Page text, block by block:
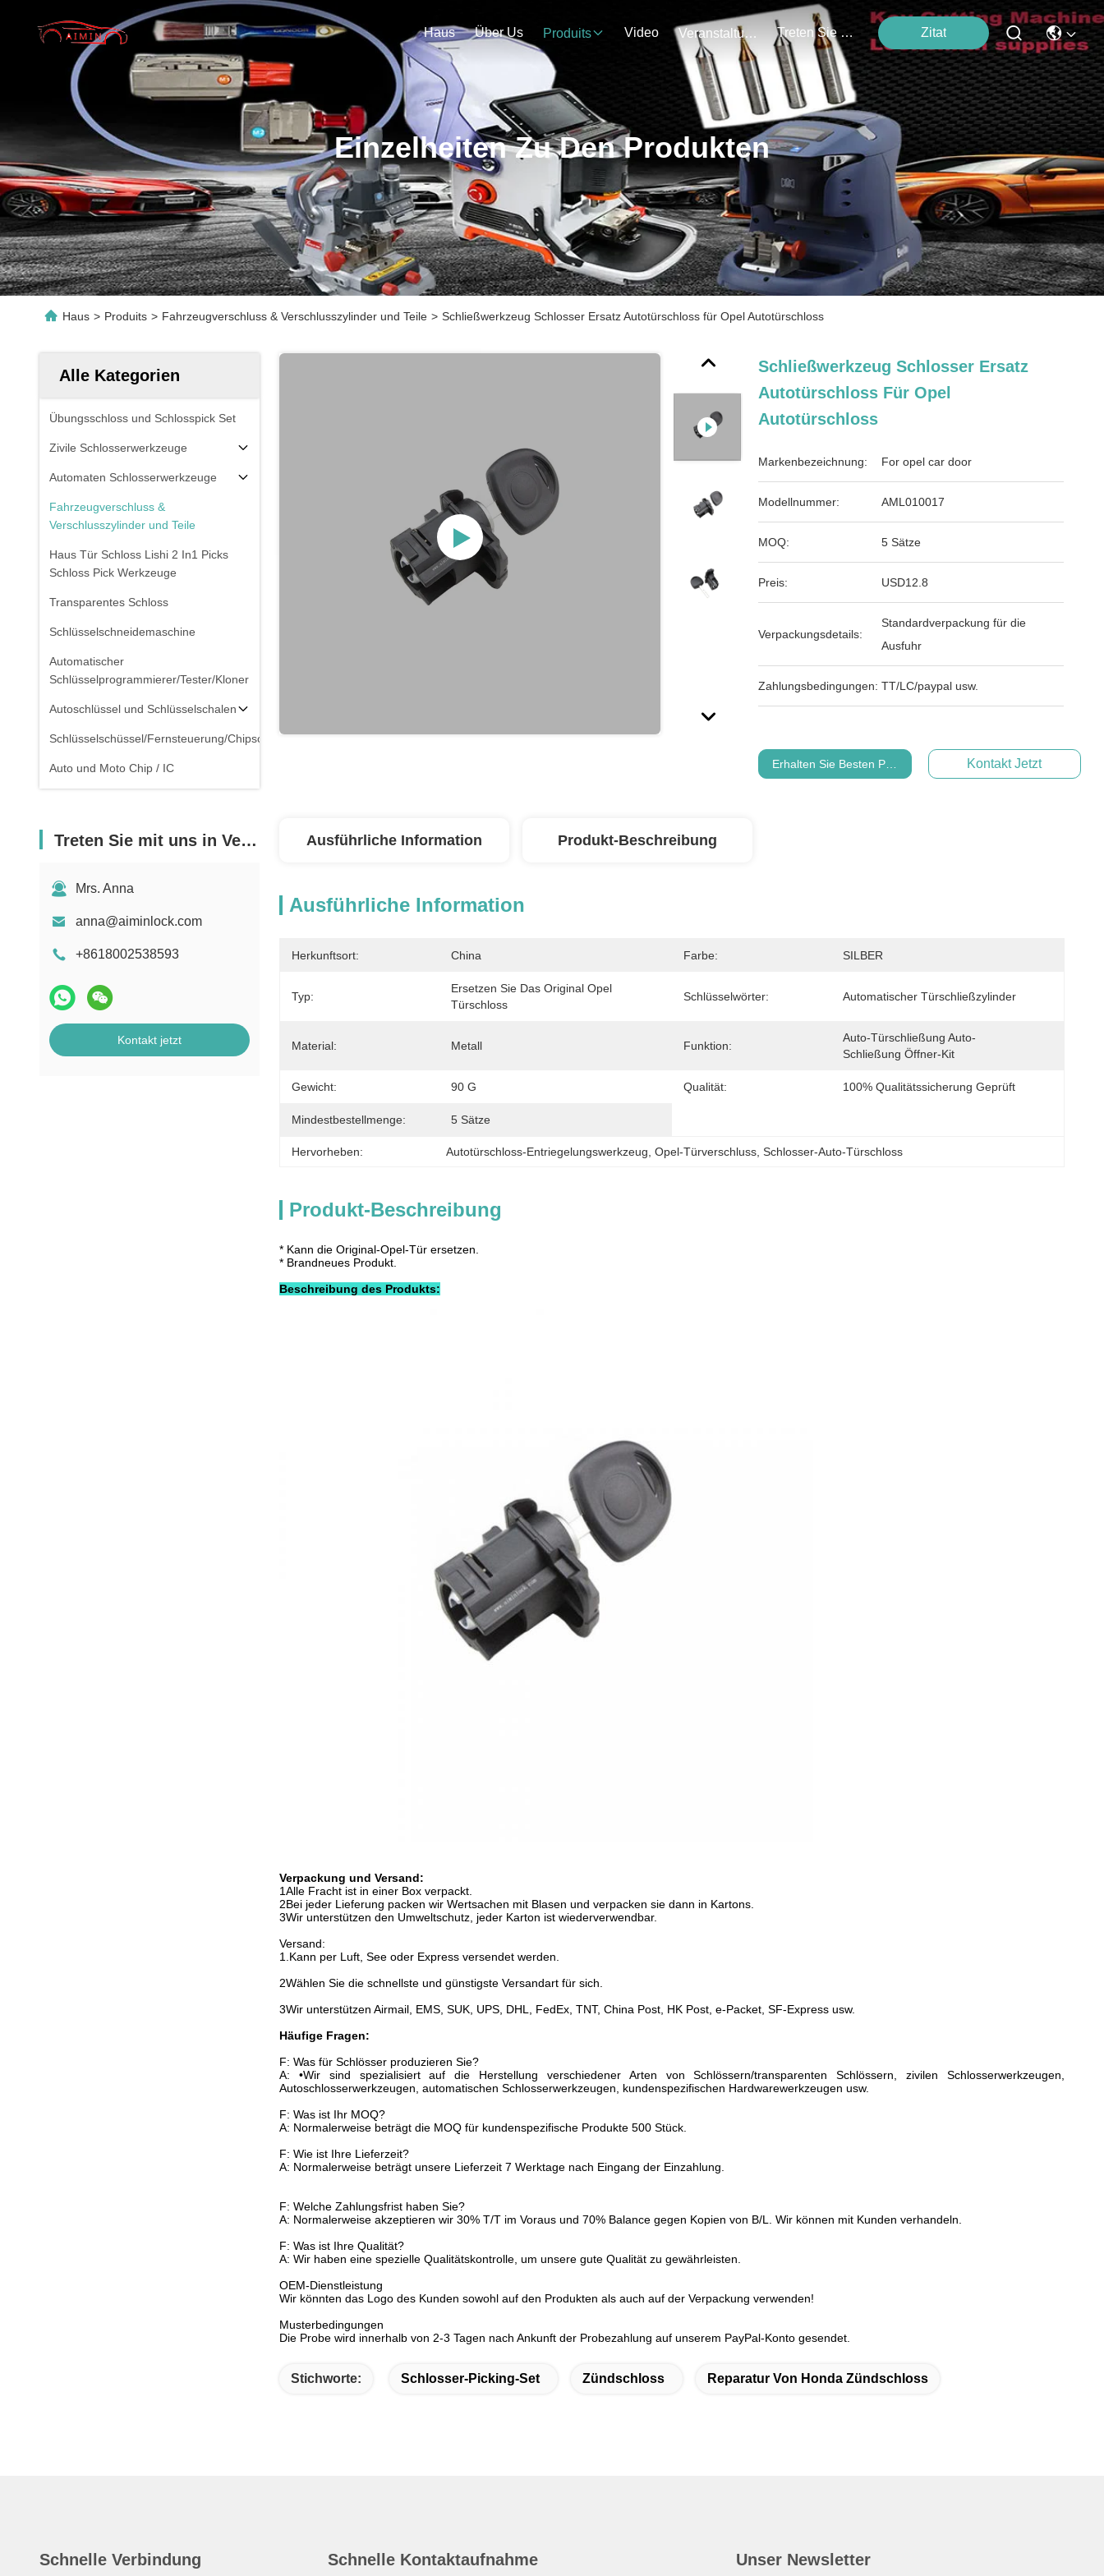
Haus Über Us Produits Video Veranstaltungen Treten Sie Mit Uns In Verbindung Zitat
Einzelheiten Zu Den Produkten
Haus > Produits > Fahrzeugverschluss & Verschlusszylinder und Teile > Schließwerkzeug Schlosser Ersatz Autotürschloss für Opel Autotürschloss
Alle Kategorien
Übungsschloss und Schlosspick Set
Zivile Schlosserwerkzeuge
Automaten Schlosserwerkzeuge
Fahrzeugverschluss &
Verschlusszylinder und Teile
Haus Tür Schloss Lishi 2 In1 Picks
Schloss Pick Werkzeuge
Transparentes Schloss
Schlüsselschneidemaschine
Automatischer
Schlüsselprogrammierer/Tester/Kloner
Autoschlüssel und Schlüsselschalen
Schlüsselschüssel/Fernsteuerung/Chipschlüssel
Auto und Moto Chip / IC
Treten Sie mit uns in Verbindung
Mrs. Anna
anna@aiminlock.com
+8618002538593
Kontakt jetzt
Schließwerkzeug Schlosser Ersatz
Autotürschloss Für Opel
Autotürschloss
Markenbezeichnung: For opel car door
Modellnummer: AML010017
MOQ: 5 Sätze
Preis: USD12.8
Verpackungsdetails:
Standardverpackung für die
Ausfuhr
Zahlungsbedingungen: TT/LC/paypal usw.
Erhalten Sie Besten Preis Kontakt Jetzt
Ausführliche Information Produkt-Beschreibung
Ausführliche Information
Herkunftsort: China Farbe: SILBER
Typ:
Ersetzen Sie Das Original Opel
Türschloss
Schlüsselwörter: Automatischer Türschließzylinder
Material: Metall Funktion:
Auto-Türschließung Auto-
Schließung Öffner-Kit
Gewicht: 90 G Qualität: 100% Qualitätssicherung Geprüft
Mindestbestellmenge: 5 Sätze
Hervorheben: Autotürschloss-Entriegelungswerkzeug , Opel-Türverschluss , Schlosser-Auto-Türschloss
Produkt-Beschreibung
* Kann die Original-Opel-Tür ersetzen.
* Brandneues Produkt.
Beschreibung des Produkts:
Verpackung und Versand:
1Alle Fracht ist in einer Box verpackt.
2Bei jeder Lieferung packen wir Wertsachen mit Blasen und verpacken sie dann in Kartons.
3Wir unterstützen den Umweltschutz, jeder Karton ist wiederverwendbar.
Versand:
1.Kann per Luft, See oder Express versendet werden.
2Wählen Sie die schnellste und günstigste Versandart für sich.
3Wir unterstützen Airmail, EMS, SUK, UPS, DHL, FedEx, TNT, China Post, HK Post, e-Packet, SF-Express usw.
Häufige Fragen:
F: Was für Schlösser produzieren Sie?
A: •Wir sind spezialisiert auf die Herstellung verschiedener Arten von Schlössern/transparenten Schlössern, zivilen Schlosserwerkzeugen,
Autoschlosserwerkzeugen, automatischen Schlosserwerkzeugen, kundenspezifischen Hardwarewerkzeugen usw.
F: Was ist Ihr MOQ?
A: Normalerweise beträgt die MOQ für kundenspezifische Produkte 500 Stück.
F: Wie ist Ihre Lieferzeit?
A: Normalerweise beträgt unsere Lieferzeit 7 Werktage nach Eingang der Einzahlung.
F: Welche Zahlungsfrist haben Sie?
A: Normalerweise akzeptieren wir 30% T/T im Voraus und 70% Balance gegen Kopien von B/L. Wir können mit Kunden verhandeln.
F: Was ist Ihre Qualität?
A: Wir haben eine spezielle Qualitätskontrolle, um unsere gute Qualität zu gewährleisten.
OEM-Dienstleistung
Wir könnten das Logo des Kunden sowohl auf den Produkten als auch auf der Verpackung verwenden!
Musterbedingungen
Die Probe wird innerhalb von 2-3 Tagen nach Ankunft der Probezahlung auf unserem PayPal-Konto gesendet.
Stichworte: Schlosser-Picking-Set Zündschloss Reparatur Von Honda Zündschloss
Schnelle Verbindung Schnelle Kontaktaufnahme Unser Newsletter